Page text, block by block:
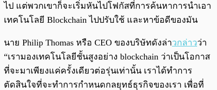
ไป แต่พวกเขาก็จะเริ่มหันไปโฟกัสที่การค้นหาการนำเอา
เทคโนโลยี Blockchain ไปปรับใช้ และหาข้อดีของมัน
นาย Philip Thomas หรือ CEO ของบริษัทดังล่าวกล่าวว่า
“เรามองเทคโนโลยีชั้นสูงอย่าง blockchain ว่าเป็นโอกาส
ที่จะมาเพียงแค่ครั้งเดียวต่อรุ่นเท่านั้น เราได้ทำการ
ตัดสินใจที่จะทำการกำหนดกลยุทธ์ธุรกิจของเรา เพื่อที่